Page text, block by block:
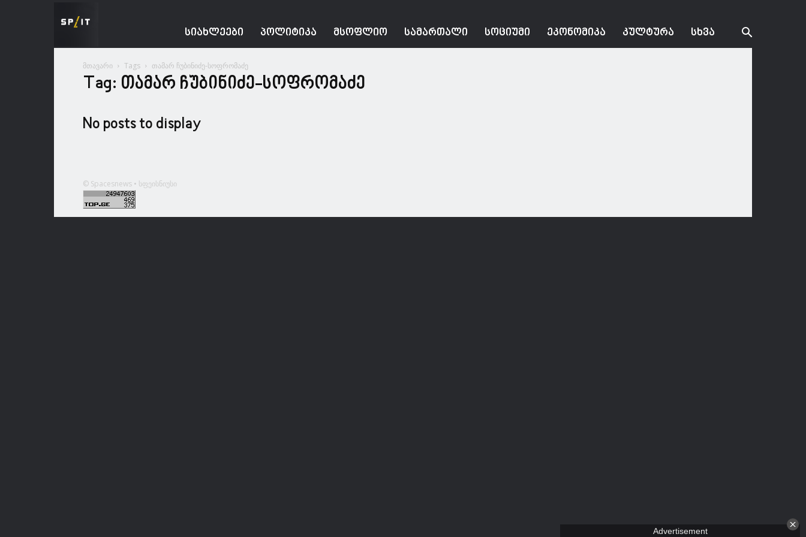
ᲡᲘᲐᲮᲚᲔᲔᲑᲘ ᲞᲝᲚᲘᲢᲘᲙᲐ ᲛᲡᲝᲤᲚᲘᲝ ᲡᲐᲛᲐᲠᲗᲐᲚᲘ ᲡᲝᲪᲘᲣᲛᲘ ᲔᲙᲝᲜᲝᲛᲘᲙᲐ ᲙᲣᲚᲢᲣᲠᲐ ᲡᲮᲕᲐ
მთავარი Tags თამარ ჩუბინიძე-სოფრომაძე
Tag: თამარ ჩუბინიძე-სოფრომაძე
No posts to display
© Spacesnews • სფეისნიუსი